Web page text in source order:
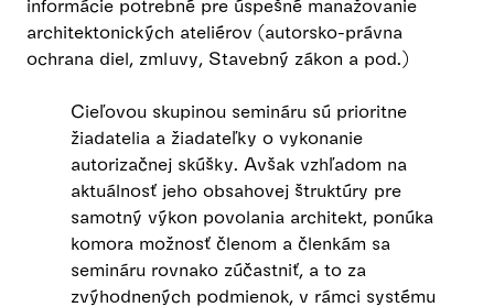
informácie potrebné pre úspešné manažovanie
architektonických ateliérov (autorsko-právna
ochrana diel, zmluvy, Stavebný zákon a pod.)
Cieľovou skupinou semináru sú prioritne
žiadatelia a žiadateľky o vykonanie
autorizačnej skúšky. Avšak vzhľadom na
aktuálnosť jeho obsahovej štruktúry pre
samotný výkon povolania architekt, ponúka
komora možnosť členom a členkám sa
semináru rovnako zúčastniť, a to za
zvýhodnených podmienok, v rámci systému